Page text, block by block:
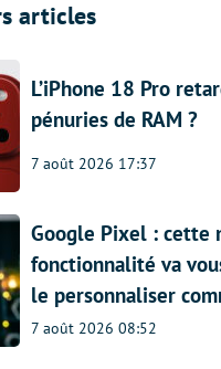
articles
L’iPhone 18 Pro
pénuries de RAM ?
7 août 2026 17:37
Google Pixel : cette
fonctionnalité va
le personnaliser
7 août 2026 08:52